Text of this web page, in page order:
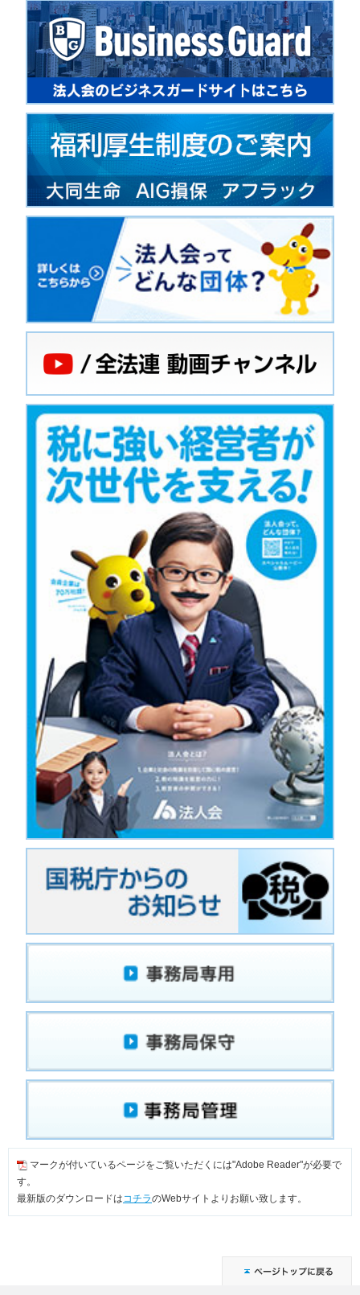
マークが付いているページをご覧いただくには"Adobe Reader"が必要で
す。
最新版のダウンロードはコチラのWebサイトよりお願い致します。